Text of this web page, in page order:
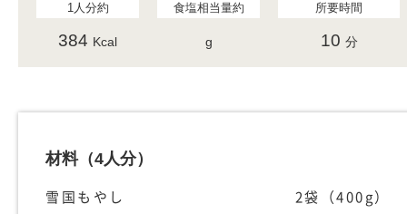
1人分約
384 Kcal
食塩相当量約
g
所要時間
10 分
材料（4人分）
雪国もやし 2袋（400g）